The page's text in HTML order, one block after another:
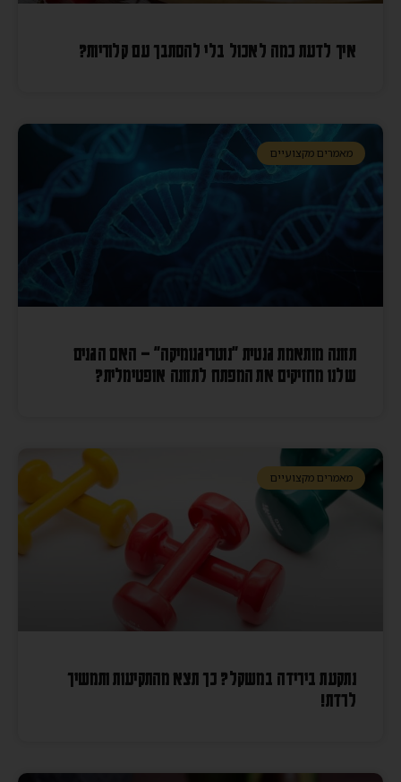
איך לדעת כמה לאכול בלי להסתבך עם קלוריות?
מאמרים מקצועיים
תזונה מותאמת גנטית "נוטריגנומיקה" – האם הגנים
שלנו מחזיקים את המפתח לתזונה אופטימלית?
מאמרים מקצועיים
נתקעת בירידה במשקל? כך תצא מהתקיעות ותמשיך
לרדת!